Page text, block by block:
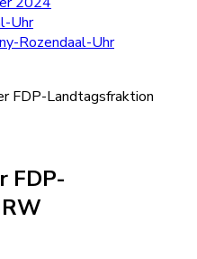
Uhr
Rozendaal-Uhr
FDP-Landtagsfraktion
FDP-